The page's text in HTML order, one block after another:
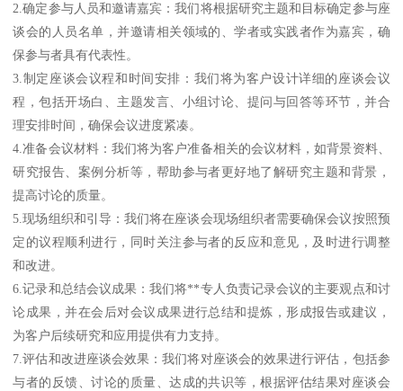
2.确定参与人员和邀请嘉宾：我们将根据研究主题和目标确定参与座
谈会的人员名单，并邀请相关领域的、学者或实践者作为嘉宾，确
保参与者具有代表性。
3.制定座谈会议程和时间安排：我们将为客户设计详细的座谈会议
程，包括开场白、主题发言、小组讨论、提问与回答等环节，并合
理安排时间，确保会议进度紧凑。
4.准备会议材料：我们将为客户准备相关的会议材料，如背景资料、
研究报告、案例分析等，帮助参与者更好地了解研究主题和背景，
提高讨论的质量。
5.现场组织和引导：我们将在座谈会现场组织者需要确保会议按照预
定的议程顺利进行，同时关注参与者的反应和意见，及时进行调整
和改进。
6.记录和总结会议成果：我们将**专人负责记录会议的主要观点和讨
论成果，并在会后对会议成果进行总结和提炼，形成报告或建议，
为客户后续研究和应用提供有力支持。
7.评估和改进座谈会效果：我们将对座谈会的效果进行评估，包括参
与者的反馈、讨论的质量、达成的共识等，根据评估结果对座谈会